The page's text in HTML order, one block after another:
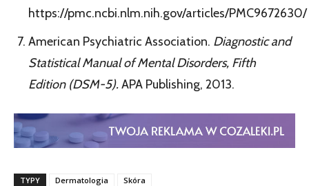
https://pmc.ncbi.nlm.nih.gov/articles/PMC9672630/
American Psychiatric Association. Diagnostic and
Statistical Manual of Mental Disorders, Fifth
Edition (DSM-5).APA Publishing, 2013.
TYPY Dermatologia Skóra